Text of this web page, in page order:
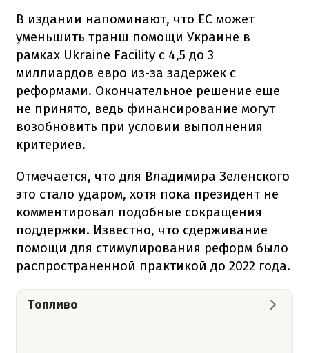
В издании напоминают, что ЕС может
уменьшить транш помощи Украине в
рамках Ukraine Facility с 4,5 до 3
миллиардов евро из-за задержек с
реформами. Окончательное решение еще
не принято, ведь финансирование могут
возобновить при условии выполнения
критериев.
Отмечается, что для Владимира Зеленского
это стало ударом, хотя пока президент не
комментировал подобные сокращения
поддержки. Известно, что сдерживание
помощи для стимулирования реформ было
распространенной практикой до 2022 года.
Топливо